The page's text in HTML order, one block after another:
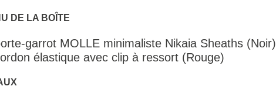
DE LA BOÎTE
garrot MOLLE minimaliste Nikaia Sheaths (Noir)
élastique avec clip à ressort (Rouge)